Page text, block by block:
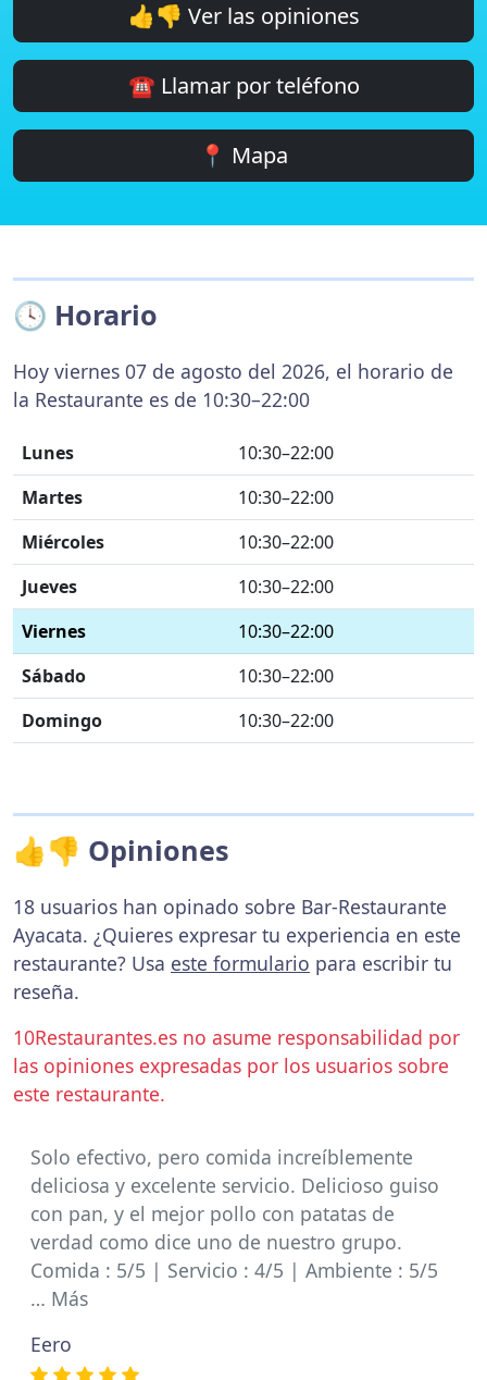
👍👎 Ver las opiniones
☎️ Llamar por teléfono
📍 Mapa
🕓 Horario
Hoy viernes 07 de agosto del 2026, el horario de
la Restaurante es de 10:30–22:00
Lunes
10:30–22:00
Martes
10:30–22:00
Miércoles
10:30–22:00
Jueves
10:30–22:00
Viernes
10:30–22:00
Sábado
10:30–22:00
Domingo
10:30–22:00
👍👎 Opiniones
18 usuarios han opinado sobre Bar-Restaurante
Ayacata. ¿Quieres expresar tu experiencia en este
restaurante? Usa este formulario para escribir tu
reseña.
10Restaurantes.es no asume responsabilidad por
las opiniones expresadas por los usuarios sobre
este restaurante.
Solo efectivo, pero comida increíblemente
deliciosa y excelente servicio. Delicioso guiso
con pan, y el mejor pollo con patatas de
verdad como dice uno de nuestro grupo.
Comida : 5/5 | Servicio : 4/5 | Ambiente : 5/5
… Más
Eero